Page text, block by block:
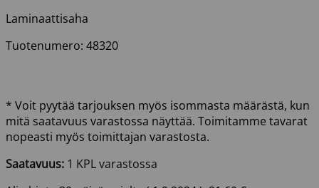
Laminaattisaha
Tuotenumero: 48320
* Voit pyytää tarjouksen myös isommasta määrästä, kun
mitä saatavuus varastossa näyttää. Toimitamme tavarat
nopeasti myös toimittajan varastosta.
Saatavuus: 1 KPL varastossa